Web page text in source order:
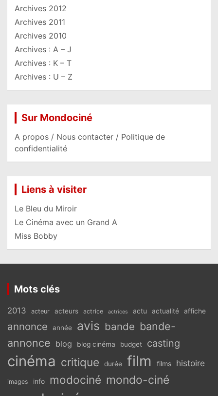
Archives 2012
Archives 2011
Archives 2010
Archives : A – J
Archives : K – T
Archives : U – Z
Sur Mondociné
A propos / Nous contacter / Politique de
confidentialité
Liens à visiter
Le Bleu du Miroir
Le Cinéma avec un Grand A
Miss Bobby
Mots clés
2013 acteur acteurs actrice actrices actu actualité affiche
annonce année avis bande bande-
annonce blog blog cinéma budget casting
cinéma critique durée film films histoire
images info modociné mondo-ciné